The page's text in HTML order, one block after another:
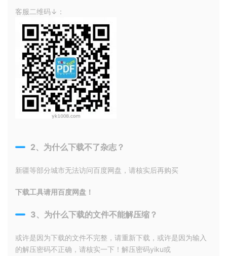
客服二维码↓：
2、为什么下载不了杂志？
新疆等部分城市无法访问百度网盘，请核实后再购买
下载工具请用百度网盘！
3、为什么下载的文件不能解压缩？
或许是因为下载的文件不完整，请重新下载，或许是因为输入
的解压密码不正确，请核实一下！解压密码yiku或